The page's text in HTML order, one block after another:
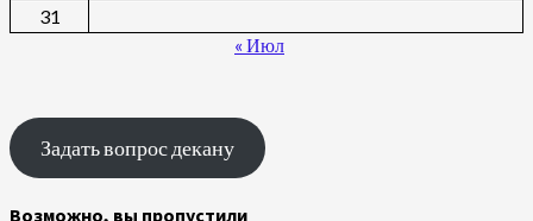
31
« Июл
Задать вопрос декану
Возможно, вы пропустили